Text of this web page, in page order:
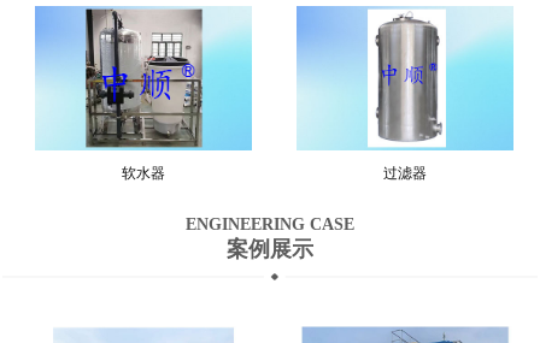
软水器 过滤器
ENGINEERING CASE
案例展示